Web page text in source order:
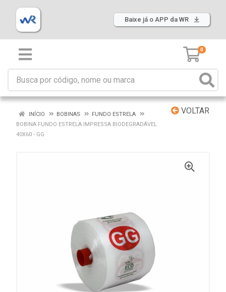
Baixe já o APP da WR
0
VOLTAR
INÍCIO BOBINAS
FUNDO ESTRELA
BOBINA FUNDO ESTRELA IMPRESSA BIODEGRADÁVEL
40X60 - GG